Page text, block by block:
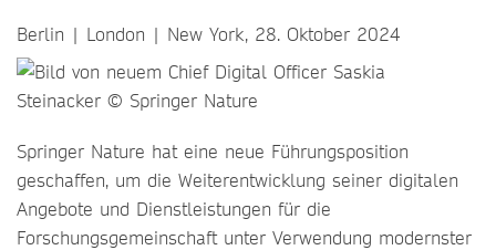
Berlin | London | New York, 28. Oktober 2024
Springer Nature hat eine neue Führungsposition
geschaffen, um die Weiterentwicklung seiner digitalen
Angebote und Dienstleistungen für die
Forschungsgemeinschaft unter Verwendung modernster